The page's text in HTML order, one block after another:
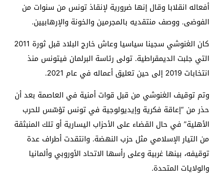
أفعاله انقلابا وقال إنها ضرورية لإنقاذ تونس من سنوات من
الفوضى. ووصف منتقديه بالمجرمين والخونة والإرهابيين.
كان الغنوشي سجينا سياسيا وعاش خارج البلاد قبل ثورة 2011
التي جلبت الديمقراطية. تولى رئاسة البرلمان فيتونس منذ
انتخابات 2019 إلى حين تعليق أعماله في عام 2021.
وتم توقيف الغنوشي من قبل قوات أمنية في العاصمة بعد أن
حذر من “إعاقة فكرية وإيديولوجية في تونس تؤسّس للحرب
الأهلية” في حال القضاء على الأحزاب اليسارية أو تلك المنبثقة
من التيار الإسلامي مثل حزب النهضة. وانتقدت أطراف عدة
توقيفه، بينها غربية وعلى رأسها الاتحاد الأوروبي وألمانيا
والولايات المتحدة.